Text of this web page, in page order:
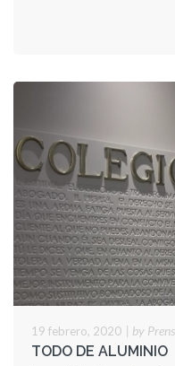
19 febrero, 2020 | by
TODO DE ALUMINIO